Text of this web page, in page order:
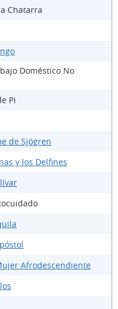
Chatarra
Doméstico No
Pi
de Sjögren
y los Delfines
Afrodescendiente